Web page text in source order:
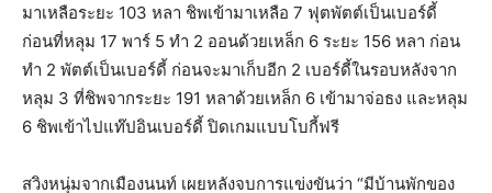
มาเหลือระยะ 103 หลา ชิพเข้ามาเหลือ 7 ฟุตพัตต์เป็นเบอร์ดี้
ก่อนที่หลุม 17 พาร์ 5 ทำ 2 ออนด้วยเหล็ก 6 ระยะ 156 หลา ก่อน
ทำ 2 พัตต์เป็นเบอร์ดี้ ก่อนจะมาเก็บอีก 2 เบอร์ดี้ในรอบหลังจาก
หลุม 3 ที่ชิพจากระยะ 191 หลาด้วยเหล็ก 6 เข้ามาจ่อธง และหลุม
6 ชิพเข้าไปแท๊ปอินเบอร์ดี้ ปิดเกมแบบโบกี้ฟรี
สวิงหนุ่มจากเมืองนนท์ เผยหลังจบการแข่งขันว่า “มีบ้านพักของ